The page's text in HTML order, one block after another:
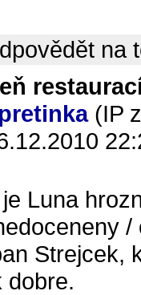
na
(IP
Luna
Strejcek,
dobre.